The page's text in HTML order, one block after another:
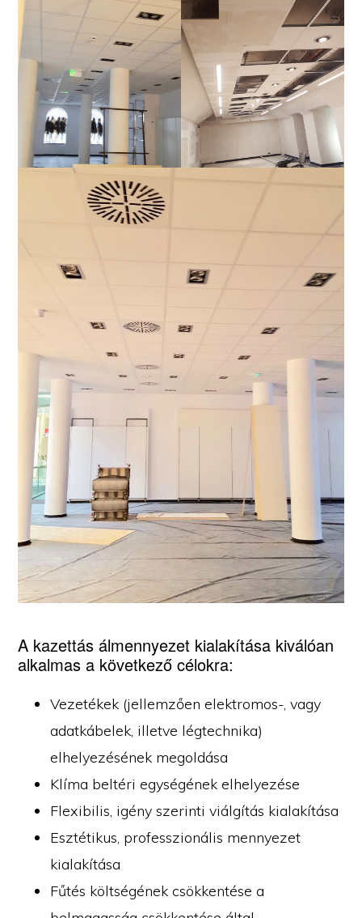
A kazettás álmennyezet kialakítása kiválóan
alkalmas a következő célokra:
Vezetékek (jellemzően elektromos-, vagy
adatkábelek, illetve légtechnika)
elhelyezésének megoldása
Klíma beltéri egységének elhelyezése
Flexibilis, igény szerinti viálgítás kialakítása
Esztétikus, professzionális mennyezet
kialakítása
Fűtés költségének csökkentése a